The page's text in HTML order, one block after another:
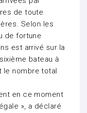
de toute
Selon les
de fortune
est arrivé sur la
bateau à
le nombre total
en ce moment
», a déclaré